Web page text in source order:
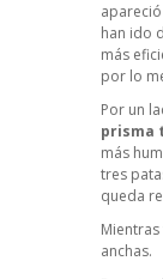
han ido
más
por lo
Por un
prisma
más
tres
queda
anchas.